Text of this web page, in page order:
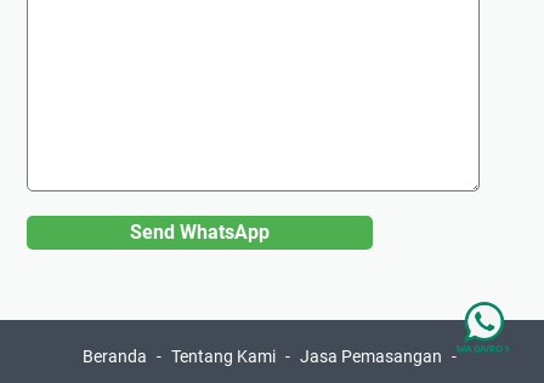
Send WhatsApp
Beranda Tentang Kami Jasa Pemasangan